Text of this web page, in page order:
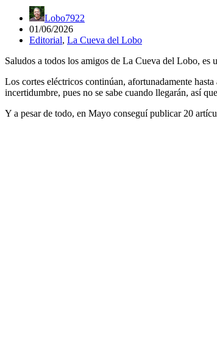
Lobo7922
01/06/2026
Editorial, La Cueva del Lobo
Saludos a todos los amigos de La Cueva del Lobo, es
Los cortes eléctricos continúan, afortunadamente
incertidumbre, pues no se sabe cuando llegarán, así
Y a pesar de todo, en Mayo conseguí publicar 20